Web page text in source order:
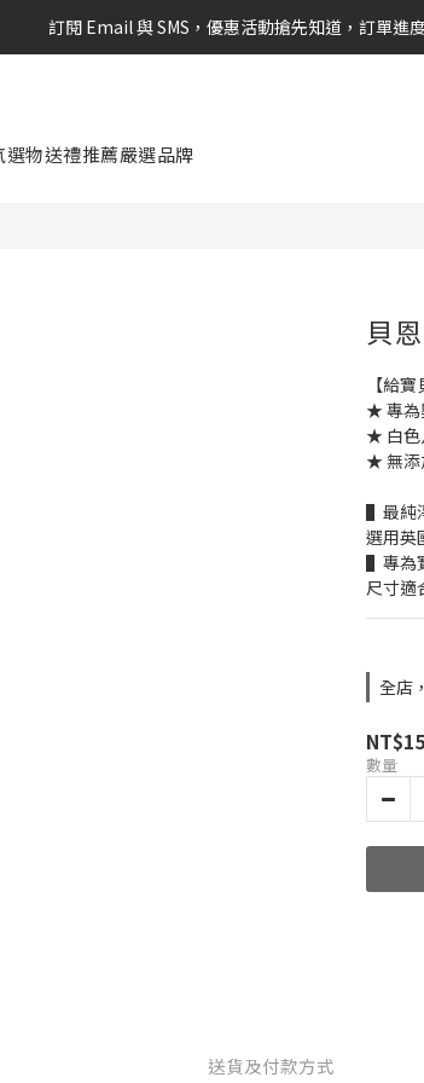
新會員享$100購物金 現在立即加入！
訂閱 Email 與 SMS，優惠活動搶先知道，訂單進
選物送禮推薦嚴選品牌
貝
【給
★ 專為
★ 白色
★ 無添
▌最純
選用英
▌專為
尺寸適
全店
數量
送貨及付款方式